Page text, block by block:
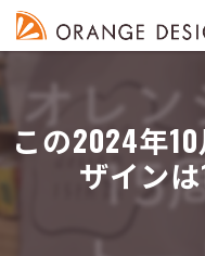
この2024年
ザイン